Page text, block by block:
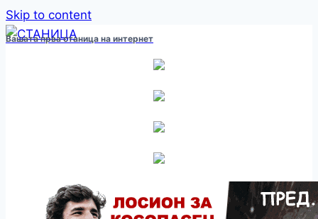
Skip to content
Вашата прва станица на интернет